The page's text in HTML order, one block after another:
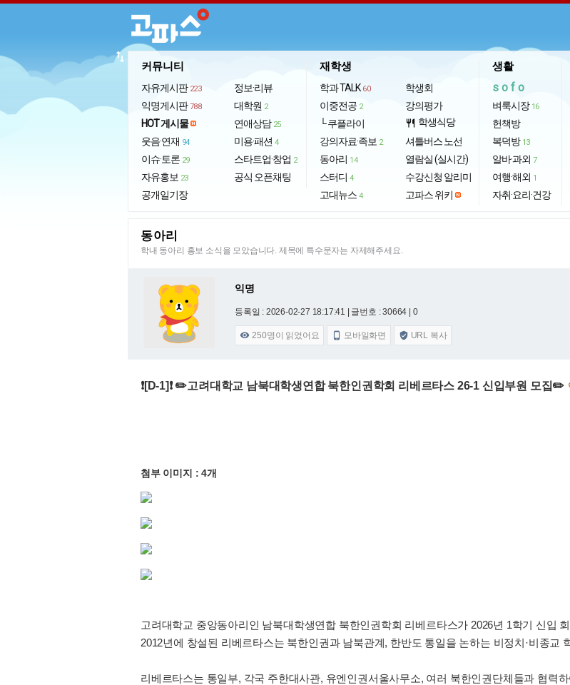
커뮤니티
자유게시판 223
익명게시판 788
HOT 게시물
웃음·연재 94
이슈·토론 29
자유홍보 23
공개일기장
정보·리뷰
대학원 2
연애상담 25
미용·패션 4
스타트업·창업 2
공식 오픈채팅
재학생
학과 TALK 60
이중전공 2
└ 쿠플라이
강의자료·족보 2
동아리 14
스터디 4
고대뉴스 4
학생회
강의평가
restaurant 학생식당
셔틀버스 노선
열람실 (실시간)
수강신청 알리미
고파스 위키
생활
sofo
벼룩시장 16
헌책방
복덕방 13
알바·과외 7
여행·해외 1
자취·요리·건강
import_export
동아리
학내 동아리 홍보 소식을 모았습니다. 제목에 특수문자는 자제해주세요.
익명
등록일 : 2026-02-27 18:17:41 | 글번호 : 30664 | 0
 250명이 읽었어요  모바일화면  URL 복사
❗️[D-1]❗️ ✏️고려대학교 남북대학생연합 북한인권학회 리베르타스 26-1 신입부원 모집✏️
첨부 이미지 : 4개
고려대학교 중앙동아리인 남북대학생연합 북한인권학회 리베르타스가 2026년 1학기 신입
2012년에 창설된 리베르타스는 북한인권과 남북관계, 한반도 통일을 논하는 비정치·비종교
리베르타스는 통일부, 각국 주한대사관, 유엔인권서울사무소, 여러 북한인권단체들과 협력